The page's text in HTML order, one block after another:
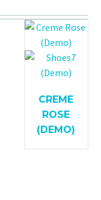
CREME
ROSE
(DEMO)